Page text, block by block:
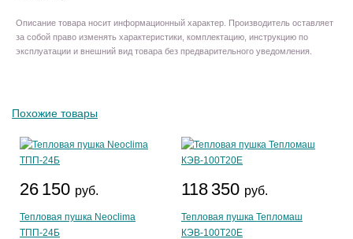
Описание товара носит информационный характер. Производитель оставляет
за собой право изменять характеристики, комплектацию, инструкцию по
эксплуатации и внешний вид товара без предварительного уведомления.
Похожие товары
26 150 руб.
Тепловая пушка Neoclima
ТПП-24Б
118 350 руб.
Тепловая пушка Тепломаш
КЭВ-100Т20Е